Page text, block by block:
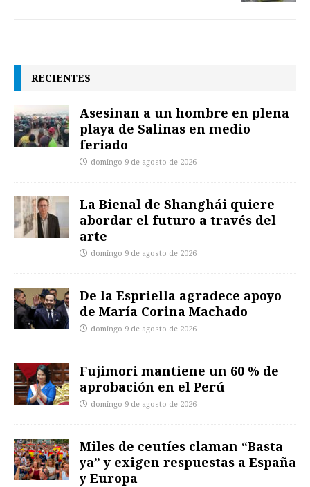
RECIENTES
Asesinan a un hombre en plena
playa de Salinas en medio
feriado
domingo 9 de agosto de 2026
La Bienal de Shanghái quiere
abordar el futuro a través del
arte
domingo 9 de agosto de 2026
De la Espriella agradece apoyo
de María Corina Machado
domingo 9 de agosto de 2026
Fujimori mantiene un 60 % de
aprobación en el Perú
domingo 9 de agosto de 2026
Miles de ceutíes claman “Basta
ya” y exigen respuestas a España
y Europa